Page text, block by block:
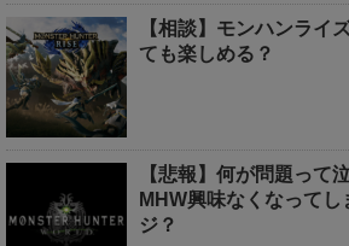
【相談】モンハンライ
ても楽しめる？
【悲報】何が問題って
MHW興味なくなって
ジ？